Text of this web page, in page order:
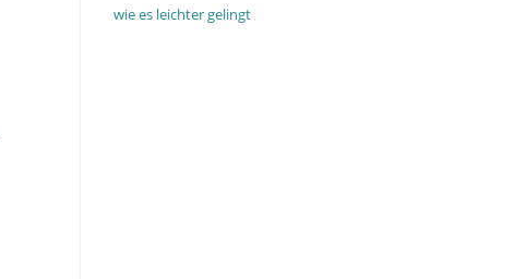
wie es leichter gelingt